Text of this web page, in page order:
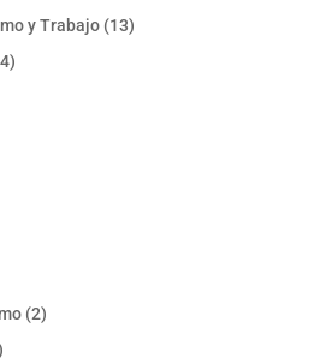
y Trabajo 1313
14
22